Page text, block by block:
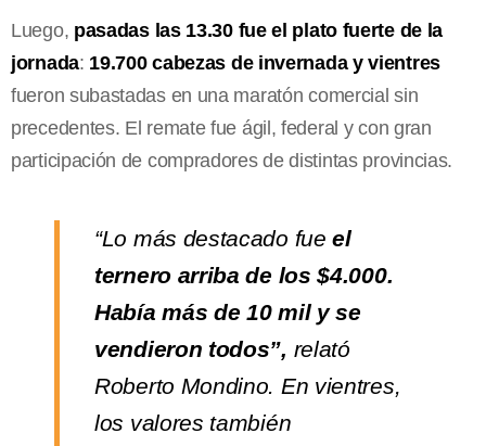
Luego, pasadas las 13.30 fue el plato fuerte de la
jornada: 19.700 cabezas de invernada y vientres
fueron subastadas en una maratón comercial sin
precedentes. El remate fue ágil, federal y con gran
participación de compradores de distintas provincias.
“Lo más destacado fueel
ternero arriba de los $4.000.
Había más de 10 mil y se
vendieron todos”, relató
Roberto Mondino. En vientres,
los valores también